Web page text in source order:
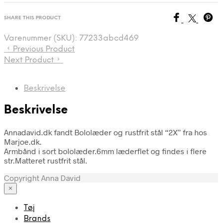
SHARE THIS PRODUCT
Varenummer (SKU): 77233abcd469
Previous Product
Next Product
Beskrivelse
Beskrivelse
Annadavid.dk fandt Bololæder og rustfrit stål “2X” fra hos
Marjoe.dk.
Armbånd i sort bololæder.6mm læderflet og findes i flere
str.Matteret rustfrit stål.
Copyright Anna David
×
Tøj
Brands